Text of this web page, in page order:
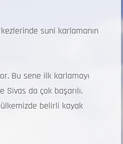
suni karlamanın
Bu sene ilk karlamayı
da çok başarılı.
belirli kayak